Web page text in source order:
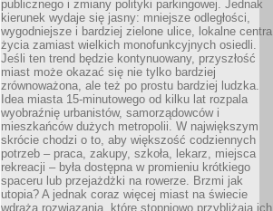
publicznego i zmiany polityki parkingowej. Jednak
kierunek wydaje się jasny: mniejsze odległości,
wygodniejsze i bardziej zielone ulice, lokalne centra
życia zamiast wielkich monofunkcyjnych osiedli.
Jeśli ten trend będzie kontynuowany, przyszłość
miast może okazać się nie tylko bardziej
zrównoważona, ale też po prostu bardziej ludzka.
Idea miasta 15-minutowego od kilku lat rozpala
wyobraźnię urbanistów, samorządowców i
mieszkańców dużych metropolii. W największym
skrócie chodzi o to, aby większość codziennych
potrzeb – praca, zakupy, szkoła, lekarz, miejsca
rekreacji – była dostępna w promieniu krótkiego
spaceru lub przejażdżki na rowerze. Brzmi jak
utopia? A jednak coraz więcej miast na świecie
wdraża rozwiązania, które stopniowo przybliżają ich